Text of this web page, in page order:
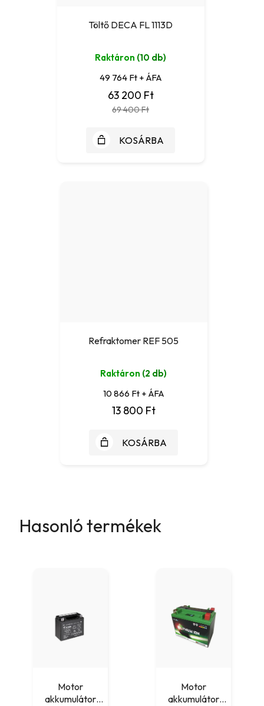
Töltő DECA FL 1113D
Raktáron (10 db)
49 764 Ft + ÁFA
63 200 Ft
69 400 Ft
KOSÁRBA
Refraktomer REF 505
Raktáron (2 db)
10 866 Ft + ÁFA
13 800 Ft
KOSÁRBA
Hasonló termékek
Motor
akkumulátor
Motor
akkumulátor